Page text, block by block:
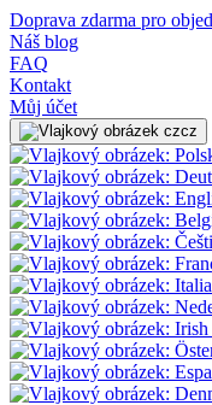
Doprava zdarma pro
Náš blog
FAQ
Kontakt
Můj účet
cz